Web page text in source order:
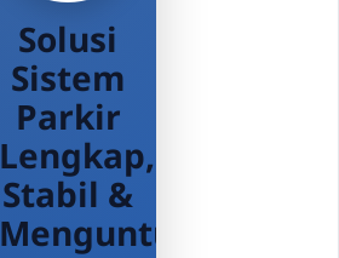
Solusi
Sistem
Parkir
Lengkap,
Stabil &
Menguntungkan